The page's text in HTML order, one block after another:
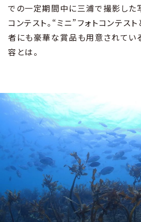
での一定期間中に三浦で撮影した
コンテスト。“ミニ”フォトコンテス
者にも豪華な賞品も用意されてい
容とは。